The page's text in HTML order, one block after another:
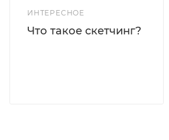
ИНТЕРЕСНОЕ
Что такое скетчинг?